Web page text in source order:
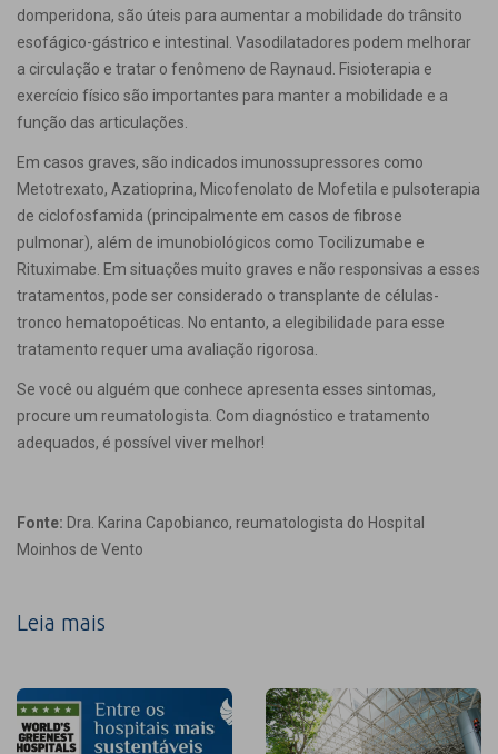
domperidona, são úteis para aumentar a mobilidade do trânsito
esofágico-gástrico e intestinal. Vasodilatadores podem melhorar
a circulação e tratar o fenômeno de Raynaud. Fisioterapia e
exercício físico são importantes para manter a mobilidade e a
função das articulações.
Em casos graves, são indicados imunossupressores como
Metotrexato, Azatioprina, Micofenolato de Mofetila e pulsoterapia
de ciclofosfamida (principalmente em casos de fibrose
pulmonar), além de imunobiológicos como Tocilizumabe e
Rituximabe. Em situações muito graves e não responsivas a esses
tratamentos, pode ser considerado o transplante de células-
tronco hematopoéticas. No entanto, a elegibilidade para esse
tratamento requer uma avaliação rigorosa.
Se você ou alguém que conhece apresenta esses sintomas,
procure um reumatologista. Com diagnóstico e tratamento
adequados, é possível viver melhor!
Fonte: Dra. Karina Capobianco, reumatologista do Hospital
Moinhos de Vento
Leia mais